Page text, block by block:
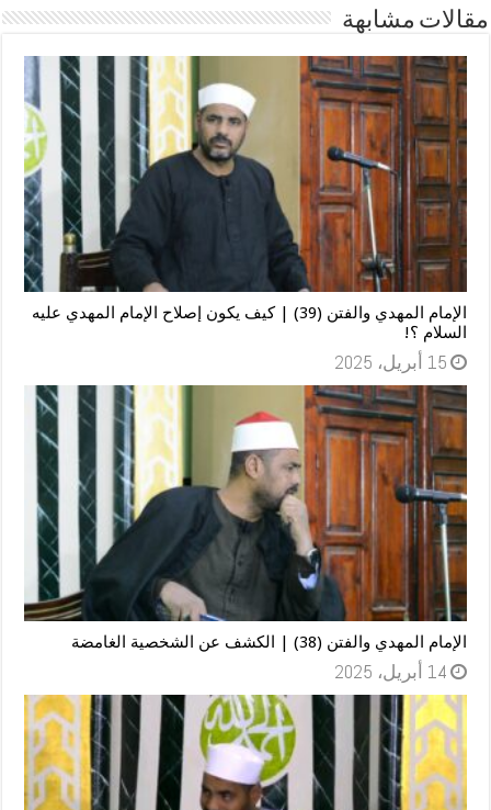
مقالات مشابهة
الإمام المهدي والفتن (39) | كيف يكون إصلاح الإمام المهدي عليه
السلام ؟!
15 أبريل، 2025
الإمام المهدي والفتن (38) | الكشف عن الشخصية الغامضة
14 أبريل، 2025